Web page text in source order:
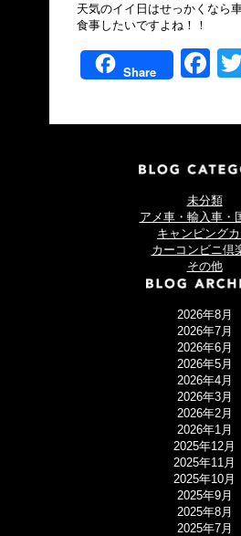
天気のイイ日はせっかくなら
食事したいですよね！！
Share
未分類
アメ車・輸入車・
キャンピング
カーコンビニ倶
その他
2026年8月
2026年7月
2026年6月
2026年5月
2026年4月
2026年3月
2026年2月
2026年1月
2025年12月
2025年11月
2025年10月
2025年9月
2025年8月
2025年7月